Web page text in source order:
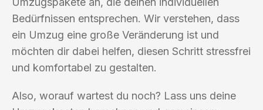
Bedürfnissen entsprechen. Wir verstehen, dass
ein Umzug eine große Veränderung ist und
möchten dir dabei helfen, diesen Schritt stressfrei
und komfortabel zu gestalten.
Also, worauf wartest du noch? Lass uns deine